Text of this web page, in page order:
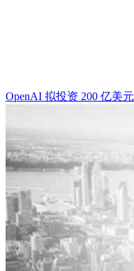
OpenAI 拟投资 200 亿美